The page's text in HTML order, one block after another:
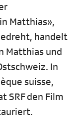
Matthias»,
handelt
Matthias und
In
suisse,
SRF den Film